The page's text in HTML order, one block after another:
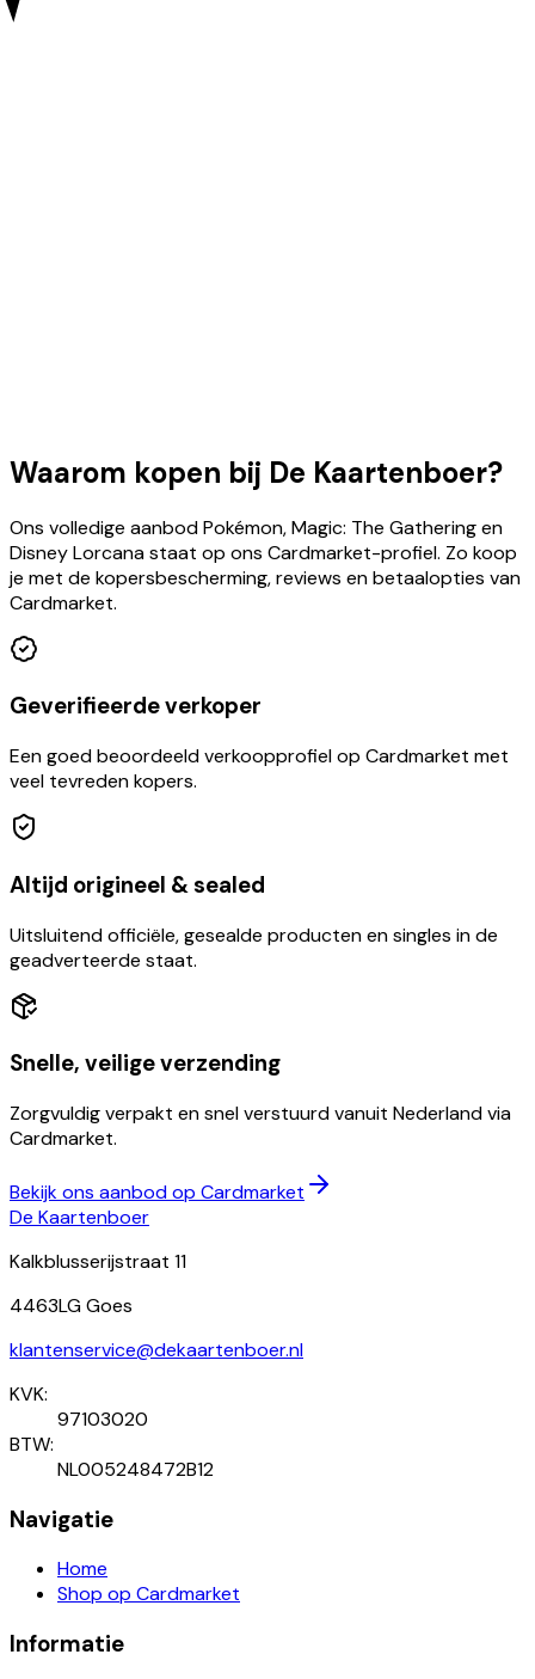
Waarom kopen bij De Kaartenboer?
Ons volledige aanbod Pokémon, Magic: The Gathering en
Disney Lorcana staat op ons Cardmarket-profiel. Zo koop
je met de kopersbescherming, reviews en betaalopties van
Cardmarket.
Geverifieerde verkoper
Een goed beoordeeld verkoopprofiel op Cardmarket met
veel tevreden kopers.
Altijd origineel & sealed
Uitsluitend officiële, gesealde producten en singles in de
geadverteerde staat.
Snelle, veilige verzending
Zorgvuldig verpakt en snel verstuurd vanuit Nederland via
Cardmarket.
Bekijk ons aanbod op Cardmarket
De Kaartenboer
Kalkblusserijstraat 11
4463LG Goes
klantenservice@dekaartenboer.nl
KVK:
97103020
BTW:
NL005248472B12
Navigatie
Home
Shop op Cardmarket
Informatie